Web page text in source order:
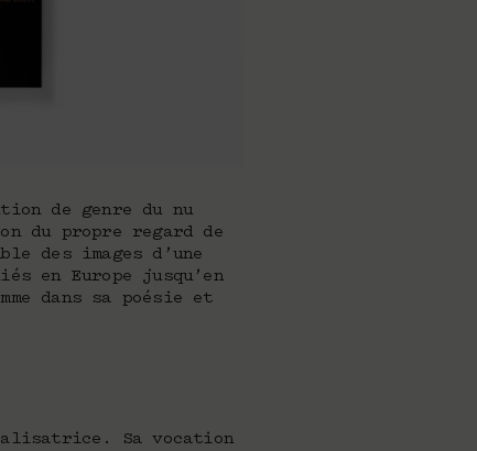
de genre du nu
du propre regard de
des images d’une
en Europe jusqu’en
dans sa poésie et
Sa vocation